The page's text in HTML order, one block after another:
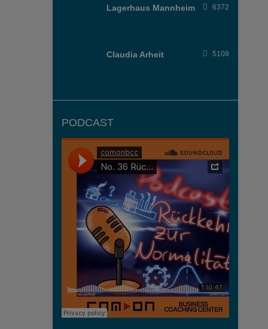
Lagerhaus Mannheim 6372
Claudia Arheit 5108
PODCAST